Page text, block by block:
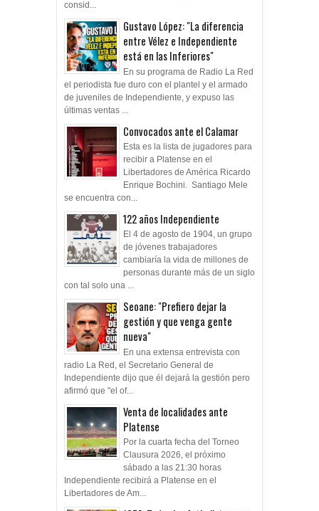
venta de Matías Giménez a Argentinos Jrs,
consid...
Gustavo López: "La diferencia
entre Vélez e Independiente
está en las Inferiores"
En su programa de Radio La Red
el periodista fue duro con el plantel y el armado
de juveniles de Independiente, y expuso las
últimas ventas ...
Convocados ante el Calamar
Esta es la lista de jugadores para
recibir a Platense en el
Libertadores de América Ricardo
Enrique Bochini. Santiago Mele
se encuentra con...
122 años Independiente
El 4 de agosto de 1904, un grupo
de jóvenes trabajadores
cambiaría la vida de millones de
personas durante más de un siglo
con tal solo una ...
Seoane: "Prefiero dejar la
gestión y que venga gente
nueva"
En una extensa entrevista con
radio La Red, el Secretario General de
Independiente dijo que él dejará la gestión pero
afirmó que "el of...
Venta de localidades ante
Platense
Por la cuarta fecha del Torneo
Clausura 2026, el próximo
sábado a las 21:30 horas
Independiente recibirá a Platense en el
Libertadores de Am...